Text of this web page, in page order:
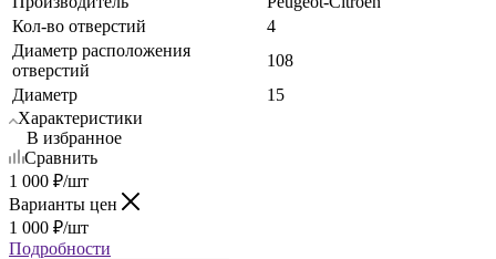
Кол-во отверстий
4
Диаметр расположения
отверстий
108
Диаметр
15
Характеристики
В избранное
Сравнить
1 000 ₽/шт
Варианты цен
1 000 ₽/шт
Подробности